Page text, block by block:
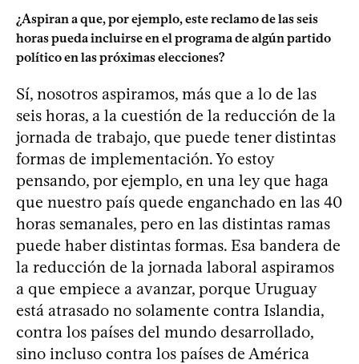
¿Aspiran a que, por ejemplo, este reclamo de las seis
horas pueda incluirse en el programa de algún partido
político en las próximas elecciones?
Sí, nosotros aspiramos, más que a lo de las
seis horas, a la cuestión de la reducción de la
jornada de trabajo, que puede tener distintas
formas de implementación. Yo estoy
pensando, por ejemplo, en una ley que haga
que nuestro país quede enganchado en las 40
horas semanales, pero en las distintas ramas
puede haber distintas formas. Esa bandera de
la reducción de la jornada laboral aspiramos
a que empiece a avanzar, porque Uruguay
está atrasado no solamente contra Islandia,
contra los países del mundo desarrollado,
sino incluso contra los países de América